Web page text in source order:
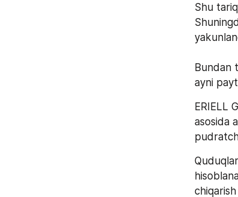
Shu
Bundan
ayni
ERIELL
asosida